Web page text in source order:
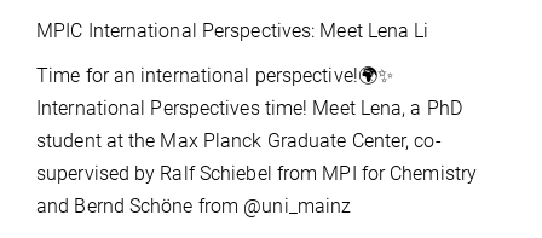
MPIC International Perspectives: Meet Lena Li
Time for an international perspective!🌍✨
International Perspectives time! Meet Lena, a PhD
student at the Max Planck Graduate Center, co-
supervised by Ralf Schiebel from MPI for Chemistry
and Bernd Schöne from @uni_mainz